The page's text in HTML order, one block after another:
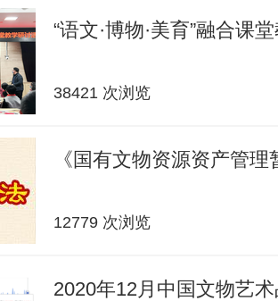
“语文·博物·美育”融合课
38421 次浏览
《国有文物资源资产管
12779 次浏览
2020年12月中国文物艺